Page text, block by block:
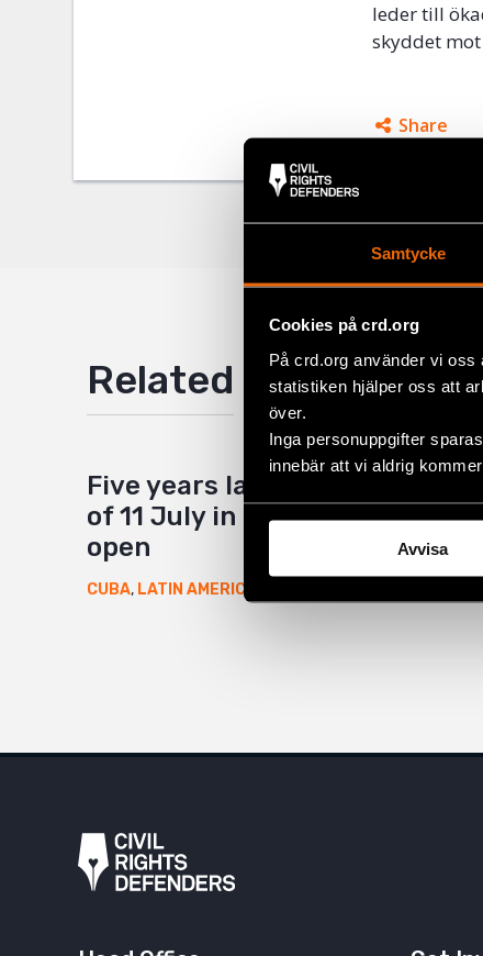
Samtycke
Cookies på crd.org
På crd.org använder vi
statistiken hjälper oss att
över.
Inga personuppgifter
innebär att vi aldrig
Avvisa
leder till
skyddet
Share
Related
Five years later, the wound
of 11 July in Cuba remains
open
CUBA, LATIN AMERICA